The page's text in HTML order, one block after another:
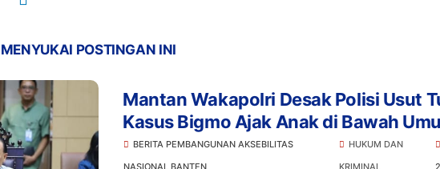
POSTINGAN INI
Mantan Wakapolri Desak Polisi Usut
Kasus Bigmo Ajak Anak di Bawah
Promosikan Vape
BERITA PEMBANGUNAN AKSEBILITAS
NASIONAL BANTEN
HUKUM DAN
KRIMINAL